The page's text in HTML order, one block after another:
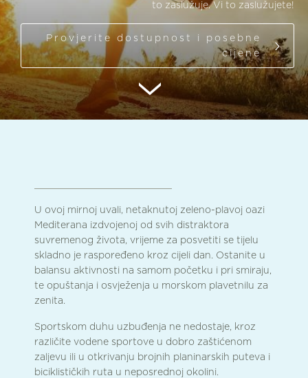
to zaslužuje. Vi to zaslužujete!
Provjerite dostupnost i posebne
cijene
U ovoj mirnoj uvali, netaknutoj zeleno-plavoj oazi
Mediterana izdvojenoj od svih distraktora
suvremenog života, vrijeme za posvetiti se tijelu
skladno je raspoređeno kroz cijeli dan. Ostanite u
balansu aktivnosti na samom početku i pri smiraju,
te opuštanja i osvježenja u morskom plavetnilu za
zenita.
Sportskom duhu uzbuđenja ne nedostaje, kroz
različite vodene sportove u dobro zaštićenom
zaljevu ili u otkrivanju brojnih planinarskih puteva i
biciklističkih ruta u neposrednoj okolini.